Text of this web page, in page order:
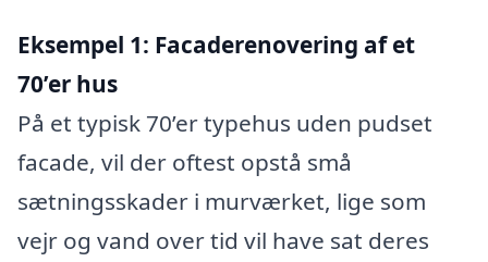
Eksempel 1: Facaderenovering af et
70’er hus
På et typisk 70’er typehus uden pudset
facade, vil der oftest opstå små
sætningsskader i murværket, lige som
vejr og vand over tid vil have sat deres